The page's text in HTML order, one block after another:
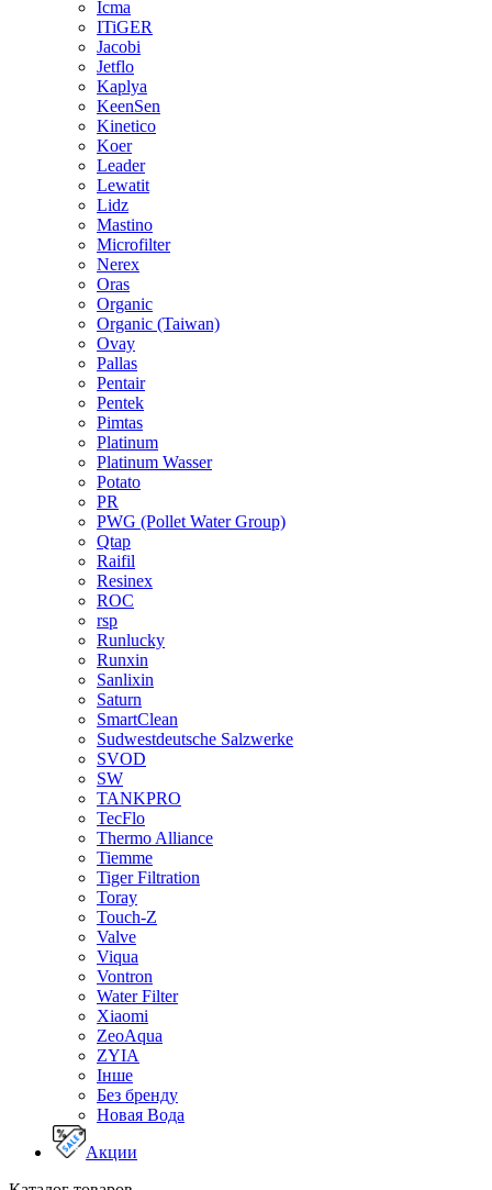
Icma
ITiGER
Jacobi
Jetflo
Kaplya
KeenSen
Kinetico
Koer
Leader
Lewatit
Lidz
Mastino
Microfilter
Nerex
Oras
Organic
Organic (Taiwan)
Ovay
Pallas
Pentair
Pentek
Pimtas
Platinum
Platinum Wasser
Potato
PR
PWG (Pollet Water Group)
Qtap
Raifil
Resinex
ROC
rsp
Runlucky
Runxin
Sanlixin
Saturn
SmartClean
Sudwestdeutsche Salzwerke
SVOD
SW
TANKPRO
TecFlo
Thermo Alliance
Tiemme
Tiger Filtration
Toray
Touch-Z
Valve
Viqua
Vontron
Water Filter
Xiaomi
ZeoAqua
ZYIA
Інше
Без бренду
Новая Вода
Акции